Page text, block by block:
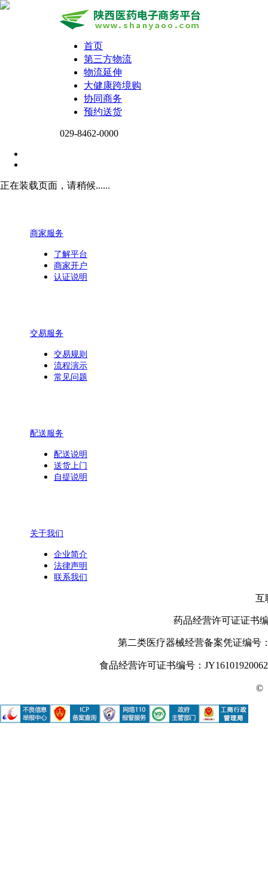
首页
第三方物流
物流延伸
大健康跨境购
协同商务
预约送货
029-8462-0000
正在装载页面，请稍候......
商家服务
了解平台
商家开户
认证说明
交易服务
交易规则
流程演示
常见问题
配送服务
配送说明
送货上门
自提说明
关于我们
企业简介
法律声明
联系我们
互
药品经营许可证证书
第二类医疗器械经营备案凭证编号
食品经营许可证书编号：
©